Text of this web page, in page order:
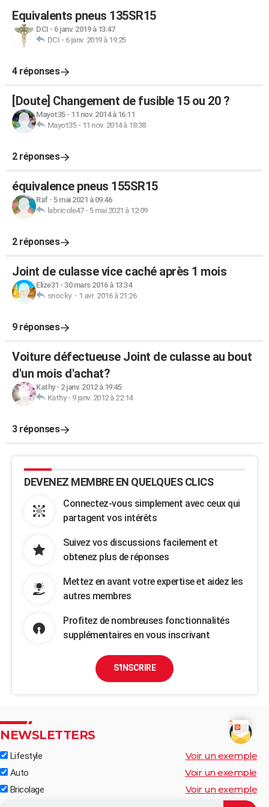
Equivalents pneus 135SR15
DCI - 6 janv. 2019 à 13:47
DCI - 6 janv. 2019 à 19:25
4 réponses
[Doute] Changement de fusible 15 ou 20 ?
Mayot35- 11 nov. 2014 à 16:11
Mayot35- 11 nov. 2014 à 18:38
2 réponses
équivalence pneus 155SR15
Raf- 5 mai 2021 à 09:46
labricole47- 5 mai 2021 à 12:09
2 réponses
Joint de culasse vice caché après 1 mois
Elize31 - 30 mars 2016 à 13:34
snocky. - 1 avr. 2016 à 21:26
9 réponses
Voiture défectueuse Joint de culasse au bout
d'un mois d'achat?
Kathy- 2 janv. 2012 à 19:45
Kathy- 9 janv. 2012 à 22:14
3 réponses
DEVENEZ MEMBRE EN QUELQUES CLICS
Connectez-vous simplement avec ceux qui
partagent vos intérêts
Suivez vos discussions facilement et
obtenez plus de réponses
Mettez en avant votre expertise et aidez les
autres membres
Profitez de nombreuses fonctionnalités
supplémentaires en vous inscrivant
S'INSCRIRE
NEWSLETTERS
Lifestyle Voir un exemple
Auto Voir un exemple
Bricolage Voir un exemple